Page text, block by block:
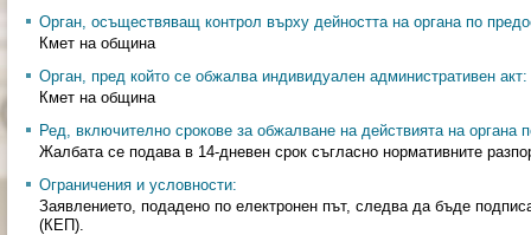
Орган, осъществяващ контрол върху дейността на органа по
Кмет на община
Орган, пред който се обжалва индивидуален административен акт:
Кмет на община
Ред, включително срокове за обжалване на действията на органа
Жалбата се подава в 14-дневен срок съгласно нормативните
Ограничения и условности:
Заявлението, подадено по електронен път, следва да бъде
(КЕП).